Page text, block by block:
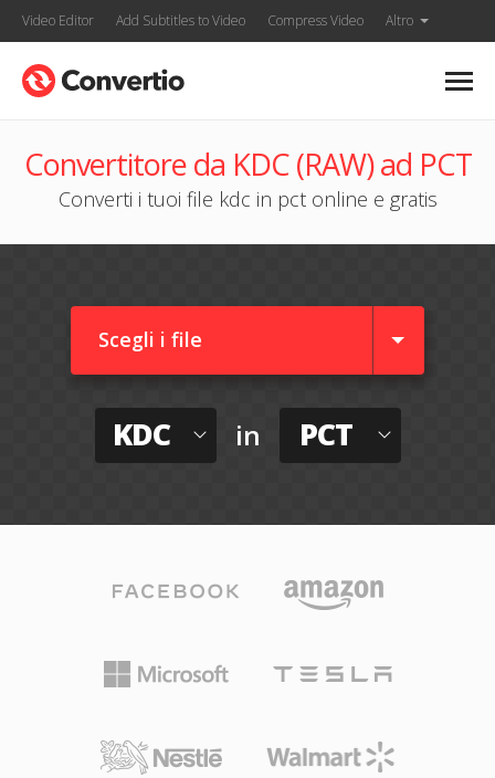
Video Editor Add Subtitles to Video Compress Video Altro
Convertitore da KDC (RAW) ad PCT
Converti i tuoi file kdc in pct online e gratis
Scegli i file
KDC in PCT